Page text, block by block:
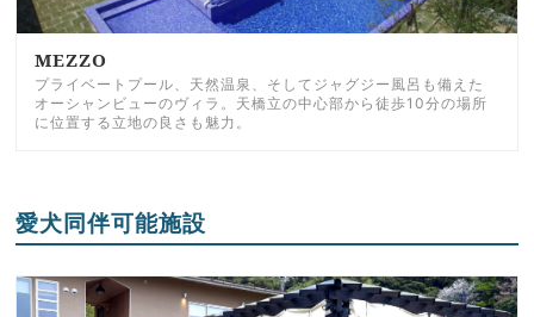
MEZZO
プライベートプール、天然温泉、そしてジャグジー風呂も備えた
オーシャンビューのヴィラ。天橋立の中心部から徒歩10分の場所
に位置する立地の良さも魅力。
愛犬同伴可能施設